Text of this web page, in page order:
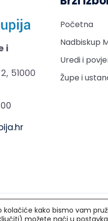
i
51000
Početna
Nadbiskup
Uredi i
Župe i
Sva prava
kako bismo vam
možete naći u